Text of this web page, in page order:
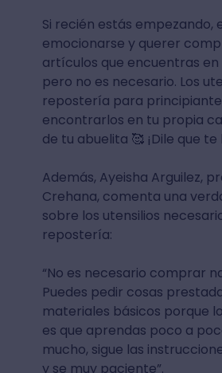
Si recién estás empezando,
emocionarse y querer
artículos que encuentras en
pero no es necesario. Los
repostería para
encontrarlos en tu propia
de tu abuelita 🥰 ¡Dile que
Además, Ayeisha Arguilez,
Crehana, comenta una
sobre los utensilios
repostería:
“No es necesario comprar
Puedes pedir cosas
materiales básicos porque
es que aprendas poco a
mucho, sigue las
y se muy paciente”.